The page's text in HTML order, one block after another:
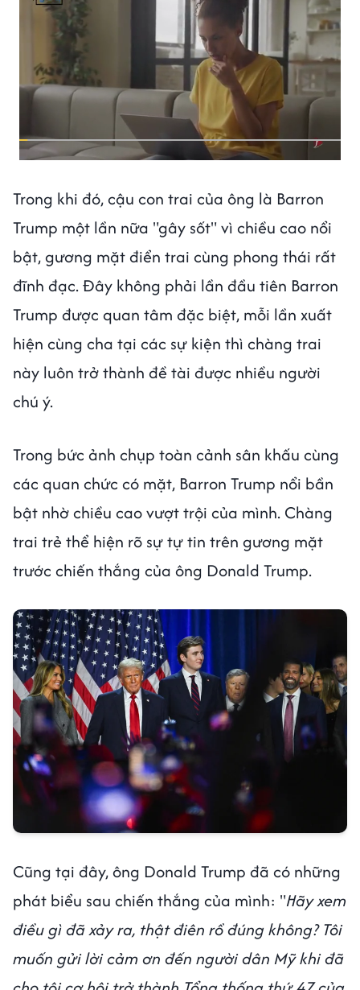
Trong khi đó, cậu con trai của ông là Barron
Trump một lần nữa "gây sốt" vì chiều cao nổi
bật, gương mặt điển trai cùng phong thái rất
đĩnh đạc. Đây không phải lần đầu tiên Barron
Trump được quan tâm đặc biệt, mỗi lần xuất
hiện cùng cha tại các sự kiện thì chàng trai
này luôn trở thành đề tài được nhiều người
chú ý.
Trong bức ảnh chụp toàn cảnh sân khấu cùng
các quan chức có mặt, Barron Trump nổi bần
bật nhờ chiều cao vượt trội của mình. Chàng
trai trẻ thể hiện rõ sự tự tin trên gương mặt
trước chiến thắng của ông Donald Trump.
Cũng tại đây, ông Donald Trump đã có những
phát biểu sau chiến thắng của mình: "Hãy xem
điều gì đã xảy ra, thật điên rồ đúng không? Tôi
muốn gửi lời cảm ơn đến người dân Mỹ khi đã